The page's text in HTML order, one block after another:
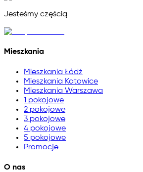
Jesteśmy częścią
Mieszkania
Mieszkania Łódź
Mieszkania Katowice
Mieszkania Warszawa
1 pokojowe
2 pokojowe
3 pokojowe
4 pokojowe
5 pokojowe
Promocje
O nas